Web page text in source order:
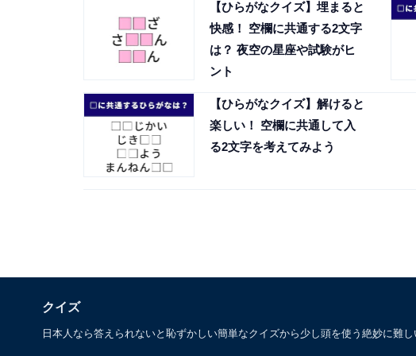
【ひらがなクイズ】埋まると
快感！ 空欄に共通する2文字
は？ 夜空の星座や試験がヒ
ント
【ひらがなクイズ】解けると
楽しい！ 空欄に共通して入
る2文字を考えてみよう
クイズ
日本人なら答えられないと恥ずかしい簡単なクイズから少し頭を使う絶妙に難